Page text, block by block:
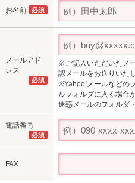
お名前 必須
メールアド
レス
必須
※ご記入いただいたメ
認メールをお送りいた
※Yahoo!メールなどの
ルフォルダに入る場合
迷惑メールのフォルダ
電話番号
必須
FAX